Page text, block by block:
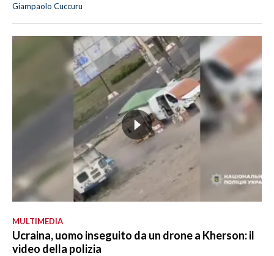
Giampaolo Cuccuru
MULTIMEDIA
Ucraina, uomo inseguito da un drone a Kherson: il
video della polizia